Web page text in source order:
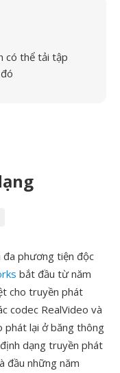
có thể tải tập
đa phương tiện độc
bắt đầu từ năm
cho truyền phát
codec RealVideo và
phát lại ở băng thông
dạng truyền phát
đầu những năm